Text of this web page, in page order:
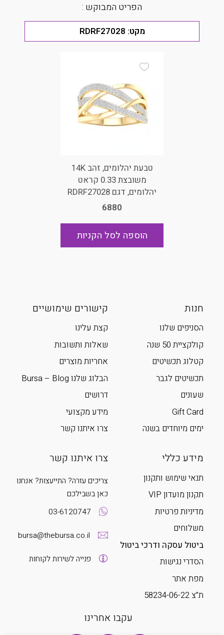
הפריט המבוקש :
מקט: RDRF27028
טבעת יהלומים, זהב 14K
משובצת 0.33 קראט
יהלומים, דגם RDRF27028
6880
הוספה לסל הקניות
חנות
הסניפים שלנו
קולקציית 50 שנה
קטלוג תכשיטים
תכשיטים לגבר
שעונים
Gift Card
ימים מיוחדים בשנה
קישורים שימושיים
קצת עלינו
שאלות ותשובות
אחריות מוצרים
הבלוג שלנו Bursa – Blog
דרושים
מידע מקצועי
צרו איתנו קשר
מידע כללי
תנאי שימוש ותקנון
תקנון מועדון VIP
מדיניות פרטיות
משלוחים
ביטול עסקה ודרכי ביטול
הסדרי נגישות
מפת אתר
ת”צ 58234-06-22
צרו איתנו קשר
צריכים עזרה? התייעצות? אנחנו
כאן בשבילכם
03-6120747
bursa@thebursa.co.il
פנייה לשירות לקוחות
עקבו אחרינו